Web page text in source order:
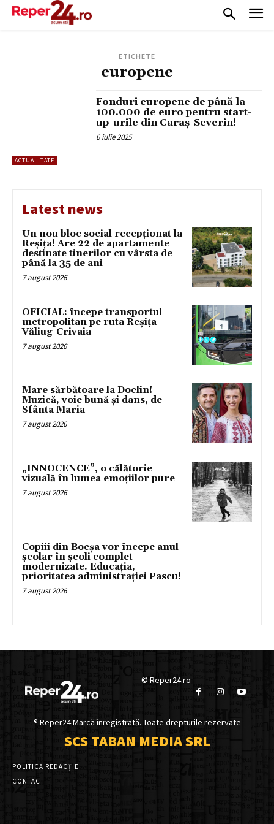
ETICHETE
europene
ACTUALITATE
Fonduri europene de până la
100.000 de euro pentru start-
up-urile din Caraș-Severin!
6 iulie 2025
Latest news
Un nou bloc social recepționat la
Reșița! Are 22 de apartamente
destinate tinerilor cu vârsta de
până la 35 de ani
7 august 2026
OFICIAL: începe transportul
metropolitan pe ruta Reșița-
Văliug-Crivaia
7 august 2026
Mare sărbătoare la Doclin!
Muzică, voie bună și dans, de
Sfânta Maria
7 august 2026
„INNOCENCE”, o călătorie
vizuală în lumea emoțiilor pure
7 august 2026
Copiii din Bocșa vor începe anul
școlar în școli complet
modernizate. Educația,
prioritatea administrației Pascu!
7 august 2026
© Reper24.ro
® Reper24 Marcă înregistrată. Toate drepturile rezervate
SCS TABAN MEDIA SRL
POLITICA REDACȚIEI
CONTACT